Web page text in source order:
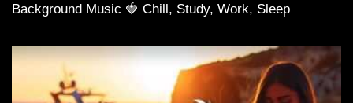
Background Music 🍓 Chill, Study, Work, Sleep